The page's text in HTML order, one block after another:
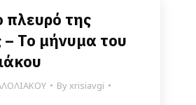
πλευρό της
Το μήνυμα του
Byxrisiavgi